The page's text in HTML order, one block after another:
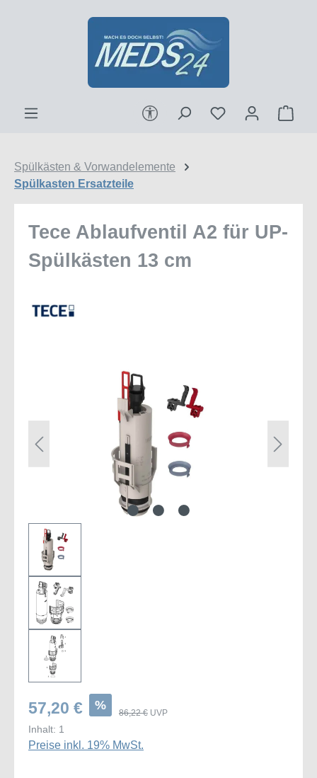
Zum Hauptinhalt springen
Werkzeugleiste anzeigen
Spülkästen & Vorwandelemente
Spülkasten Ersatzteile
Tece Ablaufventil A2 für UP-
Spülkästen 13 cm
Bildergalerie überspringen
57,20 € %
86,22 € UVP
Inhalt: 1
Preise inkl. 19% MwSt.